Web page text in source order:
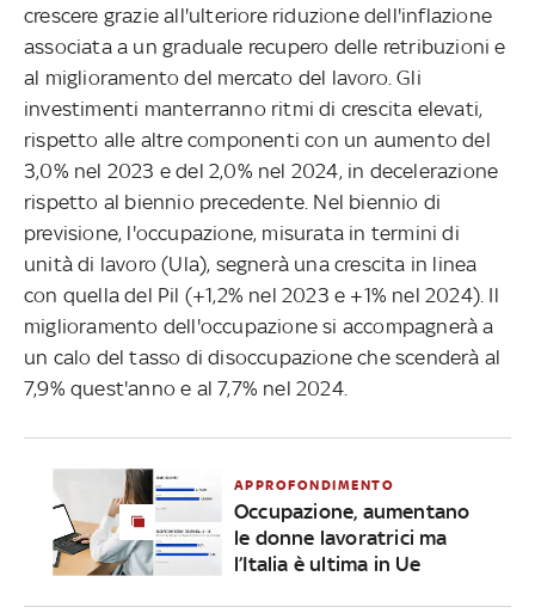
crescere grazie all'ulteriore riduzione dell'inflazione
associata a un graduale recupero delle retribuzioni e
al miglioramento del mercato del lavoro. Gli
investimenti manterranno ritmi di crescita elevati,
rispetto alle altre componenti con un aumento del
3,0% nel 2023 e del 2,0% nel 2024, in decelerazione
rispetto al biennio precedente. Nel biennio di
previsione, l'occupazione, misurata in termini di
unità di lavoro (Ula), segnerà una crescita in linea
con quella del Pil (+1,2% nel 2023 e +1% nel 2024). Il
miglioramento dell'occupazione si accompagnerà a
un calo del tasso di disoccupazione che scenderà al
7,9% quest'anno e al 7,7% nel 2024.
APPROFONDIMENTO
Occupazione, aumentano
le donne lavoratrici ma
l’Italia è ultima in Ue